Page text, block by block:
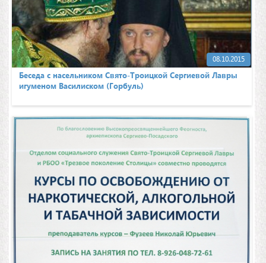
08.10.2015
Беседа с насельником Свято-Троицкой Сергиевой Лавры
игуменом Василиском (Горбуль)